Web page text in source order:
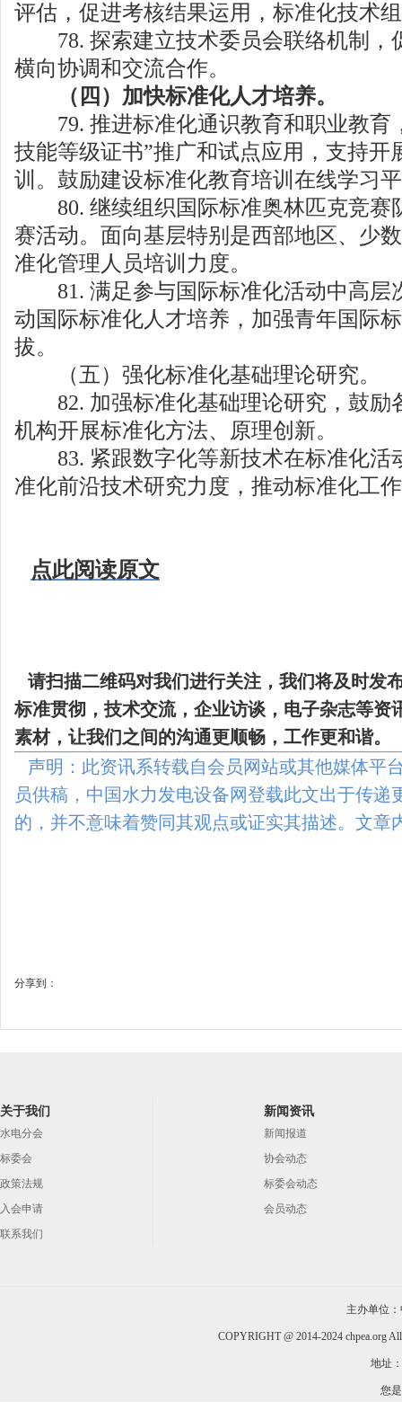
评估，促进考核结果运用，标准化技术
78. 探索建立技术委员会联络机制，
横向协调和交流合作。
（四）加快标准化人才培养。
79. 推进标准化通识教育和职业教育
技能等级证书”推广和试点应用，支持开
训。鼓励建设标准化教育培训在线学习
80. 继续组织国际标准奥林匹克竞赛
赛活动。面向基层特别是西部地区、少
准化管理人员培训力度。
81. 满足参与国际标准化活动中高层
动国际标准化人才培养，加强青年国际
拔。
（五）强化标准化基础理论研究。
82. 加强标准化基础理论研究，鼓励
机构开展标准化方法、原理创新。
83. 紧跟数字化等新技术在标准化活
准化前沿技术研究力度，推动标准化工
点此阅读原文
请扫描二维码对我们进行关注，我们将及时发
标准贯彻，技术交流，企业访谈，电子杂志等资
素材，让我们之间的沟通更顺畅，工作更和谐。
声明：此资讯系转载自会员网站或其他媒体平
员供稿，中国水力发电设备网登载此文出于传递
的，并不意味着赞同其观点或证实其描述。文章
分享到：
关于我们
水电分会
标委会
政策法规
入会申请
联系我们
新闻资讯
新闻报道
协会动态
标委会动态
会员动态
主办单位
COPYRIGHT @ 2014-2024 chpea.org
地址
您